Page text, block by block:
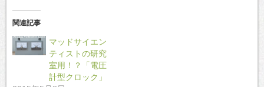
関連記事
マッドサイエン
ティストの研究
室用！？「電圧
計型クロック」